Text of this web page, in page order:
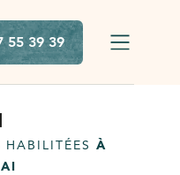
55 39 39
HABILITÉES À